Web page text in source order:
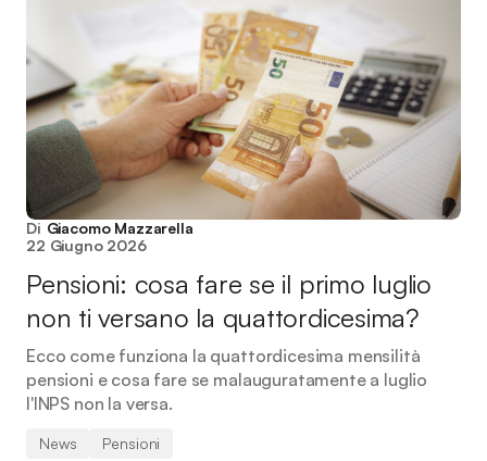
Di Giacomo Mazzarella
22 Giugno 2026
Pensioni: cosa fare se il primo luglio
non ti versano la quattordicesima?
Ecco come funziona la quattordicesima mensilità
pensioni e cosa fare se malauguratamente a luglio
l'INPS non la versa.
News Pensioni